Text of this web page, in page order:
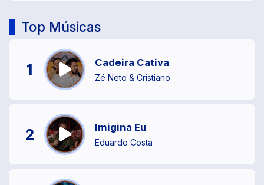
Top Músicas
1 Cadeira Cativa
Zé Neto & Cristiano
2 Imigina Eu
Eduardo Costa